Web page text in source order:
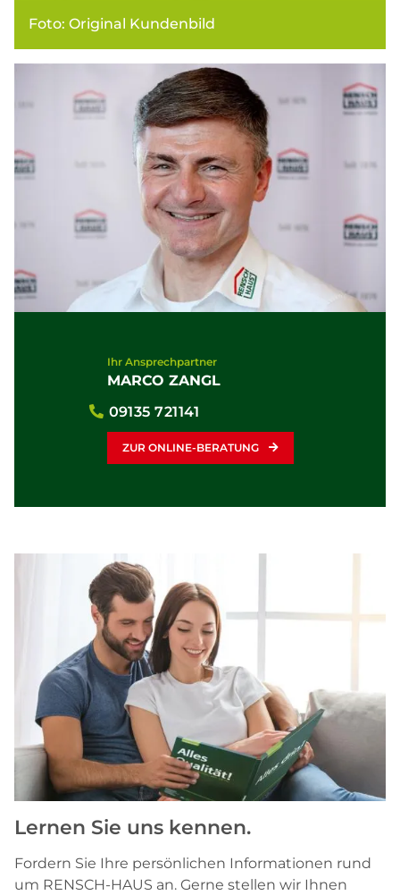
Foto: Original Kundenbild
Ihr Ansprechpartner
MARCO ZANGL
09135 721141
ZUR ONLINE-BERATUNG
Lernen Sie uns kennen.
Fordern Sie Ihre persönlichen Informationen rund
um RENSCH-HAUS an. Gerne stellen wir Ihnen